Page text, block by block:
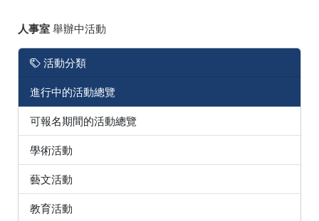
人事室舉辦中活動
活動分類
進行中的活動總覽
可報名期間的活動總覽
學術活動
藝文活動
教育活動